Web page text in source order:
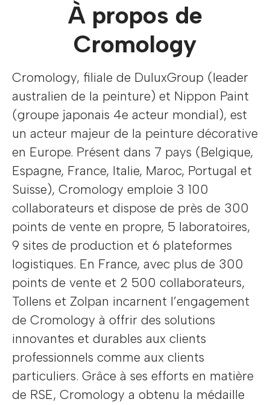
À propos de
Cromology
Cromology, filiale de DuluxGroup (leader
australien de la peinture) et Nippon Paint
(groupe japonais 4e acteur mondial), est
un acteur majeur de la peinture décorative
en Europe. Présent dans 7 pays (Belgique,
Espagne, France, Italie, Maroc, Portugal et
Suisse), Cromology emploie 3 100
collaborateurs et dispose de près de 300
points de vente en propre, 5 laboratoires,
9 sites de production et 6 plateformes
logistiques. En France, avec plus de 300
points de vente et 2 500 collaborateurs,
Tollens et Zolpan incarnent l’engagement
de Cromology à offrir des solutions
innovantes et durables aux clients
professionnels comme aux clients
particuliers. Grâce à ses efforts en matière
de RSE, Cromology a obtenu la médaille